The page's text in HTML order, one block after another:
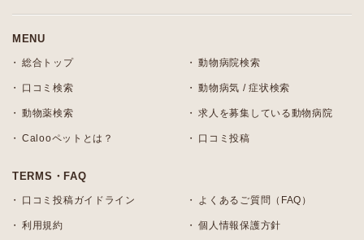
MENU
総合トップ 動物病院検索
口コミ検索 動物病気 / 症状検索
動物薬検索 求人を募集している動物病院
Calooペットとは？ 口コミ投稿
TERMS・FAQ
口コミ投稿ガイドライン よくあるご質問（FAQ）
利用規約 個人情報保護方針